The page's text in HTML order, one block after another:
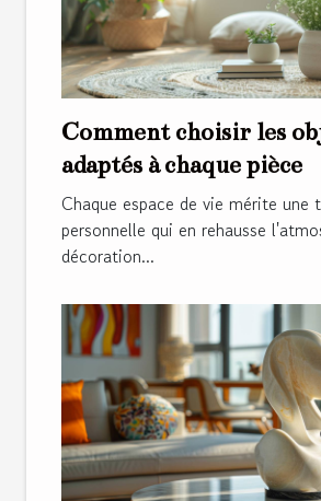
Comment choisir les
adaptés à chaque pièce
Chaque espace de vie mérite une
personnelle qui en rehausse
décoration...